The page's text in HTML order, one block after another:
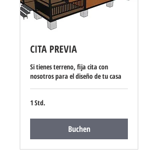
CITA PREVIA
Si tienes terreno, fija cita con
nosotros para el diseño de tu casa
1 Std.
Buchen